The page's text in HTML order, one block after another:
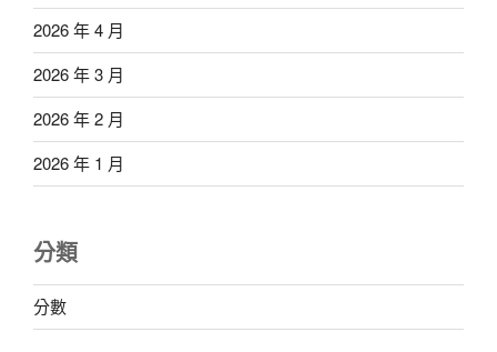
2026 年 4 月
2026 年 3 月
2026 年 2 月
2026 年 1 月
分類
分數